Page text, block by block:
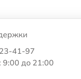
41-97
9:00 до 21:00